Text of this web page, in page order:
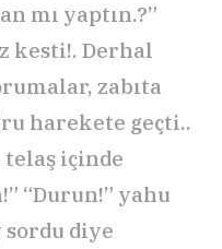
mı yaptın.?”
kesti!. Derhal
zabıta
harekete geçti..
içinde
“Durun!” yahu
sordu diye